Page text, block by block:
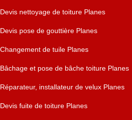
Devis nettoyage de toiture Planes
Devis pose de gouttière Planes
Changement de tuile Planes
Bâchage et pose de bâche toiture Planes
Réparateur, installateur de velux Planes
Devis fuite de toiture Planes